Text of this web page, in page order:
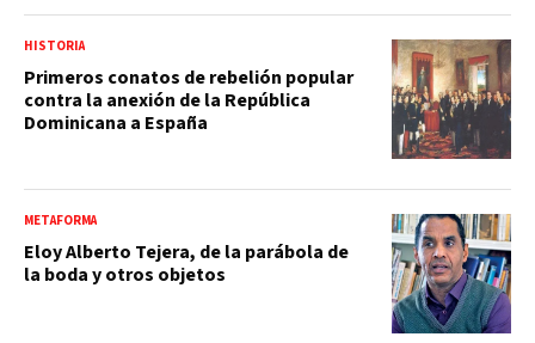
HISTORIA
Primeros conatos de rebelión popular
contra la anexión de la República
Dominicana a España
METAFORMA
Eloy Alberto Tejera, de la parábola de
la boda y otros objetos